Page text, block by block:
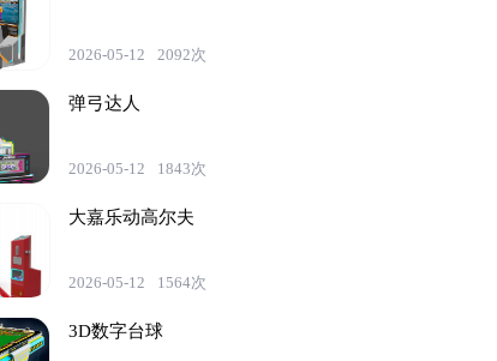
2026-05-12 2092次
弹弓达人
2026-05-12 1843次
大嘉乐动高尔夫
2026-05-12 1564次
3D数字台球